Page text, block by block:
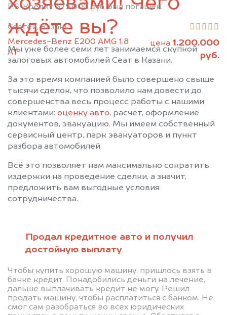
P.S. Кредит 375.000 руб. был погашен.
Сергей, Казань
Mercedes-Benz E200 AMG 1.8
АТ
цена 1.200.000
руб.
Продал кредитное авто и получил
достойную выплату
Чтобы купить хорошую машину, пришлось взять в
банке кредит. Понадобились деньги на лечение,
дальше выплачивать кредит не могу. Решил
продать машину, чтобы расплатиться с банком. Не
смог сам разобраться во всех юридических
Старое Дрожжаное
Черемшан
Чистополь
ждёте вы?
Мы уже более семи лет занимаемся скупкой
залоговых автомобилей Сеат в Казани.
За это время компанией было совершено свыше
тысячи сделок, что позволило нам довести до
совершенства весь процесс работы с нашими
клиентами: оценку авто, расчёт, оформление
документов, эвакуацию. Мы имеем собственный
сервисный центр, парк эвакуаторов и пункт
разбора автомобилей.
Всё это позволяет нам максимально сократить
издержки на проведение сделки, а значит,
предложить вам выгодные условия
сотрудничества.
Позвоните нам: 8 (800)
551-81-15